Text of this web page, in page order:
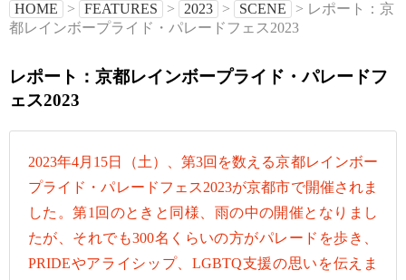
HOME > FEATURES > 2023 > SCENE
> レポート：京
都レインボープライド・パレードフェス2023
レポート：京都レインボープライド・パレードフ
ェス2023
2023年4月15日（土）、第3回を数える京都レインボー
プライド・パレードフェス2023が京都市で開催されま
した。第1回のときと同様、雨の中の開催となりまし
たが、それでも300名くらいの方がパレードを歩き、
PRIDEやアライシップ、LGBTQ支援の思いを伝えま